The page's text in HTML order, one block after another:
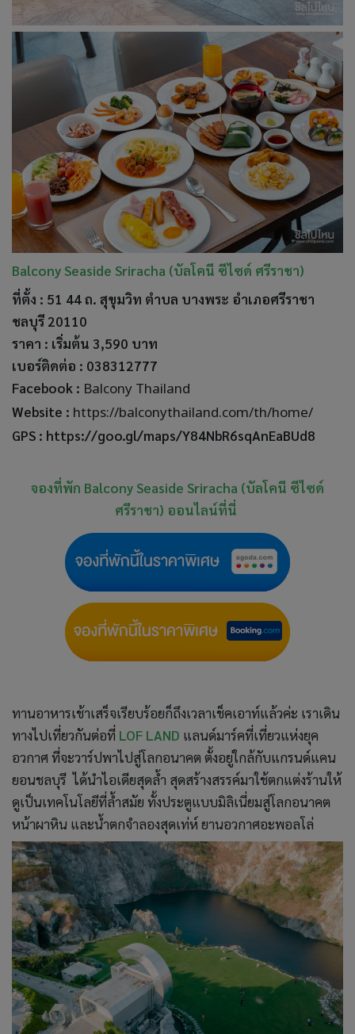
Balcony Seaside Sriracha (บัลโคนี ซีไซด์ ศรีราชา)
ที่ตั้ง : 51 44 ถ. สุขุมวิท ตำบล บางพระ อำเภอศรีราชา
ชลบุรี 20110
ราคา : เริ่มต้น 3,590 บาท
เบอร์ติดต่อ : 038312777
Facebook : Balcony Thailand
Website : https://balconythailand.com/th/home/
GPS : https://goo.gl/maps/Y84NbR6sqAnEaBUd8
จองที่พัก Balcony Seaside Sriracha (บัลโคนี ซีไซด์
ศรีราชา) ออนไลน์ที่นี่
ทานอาหารเช้าเสร็จเรียบร้อยก็ถึงเวลาเช็คเอาท์แล้วค่ะ เราเดิน
ทางไปเที่ยวกันต่อที่ LOF LAND แลนด์มาร์คที่เที่ยวแห่งยุค
อวกาศ ที่จะวาร์ปพาไปสู่โลกอนาคต ตั้งอยู่ใกล้กับแกรนด์แคน
ยอนชลบุรี ได้นำไอเดียสุดล้ำ สุดสร้างสรรค์มาใช้ตกแต่งร้านให้
ดูเป็นเทคโนโลยีที่ล้ำสมัย ทั้งประตูแบบมิลิเนี่ยมสู่โลกอนาคต
หน้าผาหิน และน้ำตกจำลองสุดเท่ห์ ยานอวกาศอะพอลโล่